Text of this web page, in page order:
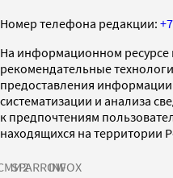
Номер телефона редакции:
На информационном ресурсе
рекомендательные
предоставления информации
систематизации и анализа
к предпочтениям
находящихся на территории
SPARROWINFOX